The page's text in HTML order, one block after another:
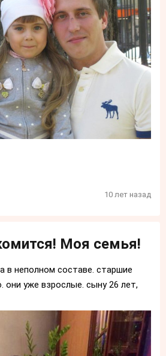
10 лет назад
Моя семья!
в неполном составе. старшие
они уже взрослые. сыну 26 лет,